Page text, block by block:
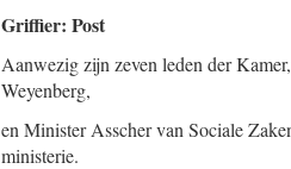
Griffier: Post
Aanwezig zijn zeven leden der
Weyenberg,
en Minister Asscher van Sociale
ministerie.